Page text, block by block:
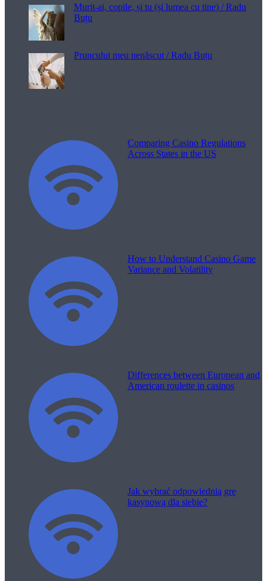
Murit-ai, copile, și tu (și lumea cu tine) / Radu
Buțu
Pruncului meu nenăscut / Radu Buțu
Comparing Casino Regulations
Across States in the US
How to Understand Casino Game
Variance and Volatility
Differences between European and
American roulette in casinos
Jak wybrać odpowiednią grę
kasynową dla siebie?